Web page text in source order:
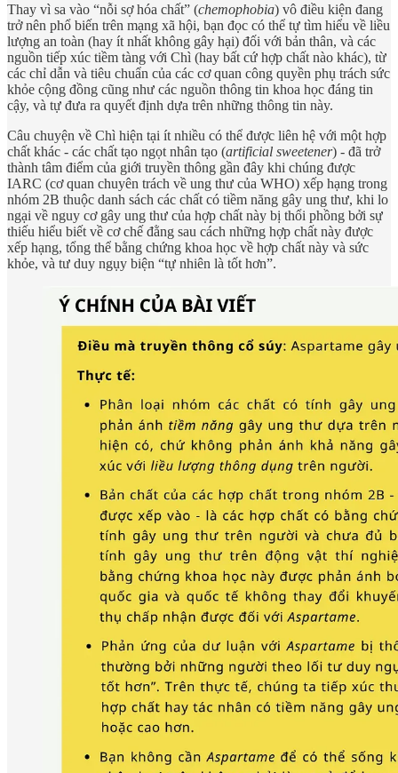
Thay vì sa vào “nỗi sợ hóa chất” (chemophobia) vô điều kiện đang
trở nên phổ biến trên mạng xã hội, bạn đọc có thể tự tìm hiểu về liều
lượng an toàn (hay ít nhất không gây hại) đối với bản thân, và các
nguồn tiếp xúc tiềm tàng với Chì (hay bất cứ hợp chất nào khác), từ
các chỉ dẫn và tiêu chuẩn của các cơ quan công quyền phụ trách sức
khỏe cộng đồng cũng như các nguồn thông tin khoa học đáng tin
cậy, và tự đưa ra quyết định dựa trên những thông tin này.
Câu chuyện về Chì hiện tại ít nhiều có thể được liên hệ với một hợp
chất khác - các chất tạo ngọt nhân tạo (artificial sweetener) - đã trở
thành tâm điểm của giới truyền thông gần đây khi chúng được
IARC (cơ quan chuyên trách về ung thư của WHO) xếp hạng trong
nhóm 2B thuộc danh sách các chất có tiềm năng gây ung thư, khi lo
ngại về nguy cơ gây ung thư của hợp chất này bị thổi phồng bởi sự
thiếu hiểu biết về cơ chế đằng sau cách những hợp chất này được
xếp hạng, tổng thể bằng chứng khoa học về hợp chất này và sức
khỏe, và tư duy ngụy biện “tự nhiên là tốt hơn”.